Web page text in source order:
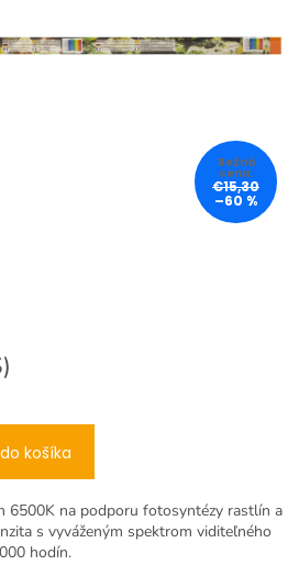
€15,30
–60 %
košíka
6500K na podporu fotosyntézy rastlín a
s vyváženým spektrom viditeľného
hodín.